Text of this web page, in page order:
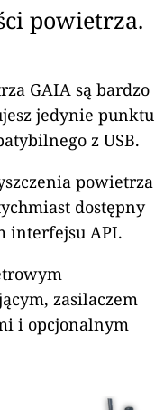
powietrza.
GAIA są bardzo
jedynie punktu
z USB.
powietrza
dostępny
interfejsu API.
zasilaczem
i opcjonalnym